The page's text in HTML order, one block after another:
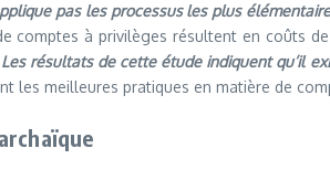
pas les processus les plus
comptes à privilèges résultent en coûts
Les résultats de cette étude indiquent qu’il
les meilleures pratiques en matière de